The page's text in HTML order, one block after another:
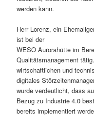
werden kann.
Herr Lorenz, ein
ist bei der
WESO Aurorahütte im
Qualitätsmanagement
wirtschaftlichen und
digitales
wurde verdeutlicht, dass
Bezug zu Industrie 4.0
bereits implementiert